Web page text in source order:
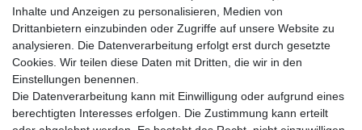
Batterieverordnung
Über uns
Garantie Paella/Allgrill
Garantie Autohome
Newsletter
Inhalte und Anzeigen zu personalisieren, Medien von
Drittanbietern einzubinden oder Zugriffe auf unsere Website zu
analysieren. Die Datenverarbeitung erfolgt erst durch gesetzte
Cookies. Wir teilen diese Daten mit Dritten, die wir in den
Einstellungen benennen.
Die Datenverarbeitung kann mit Einwilligung oder aufgrund eines
berechtigten Interesses erfolgen. Die Zustimmung kann erteilt